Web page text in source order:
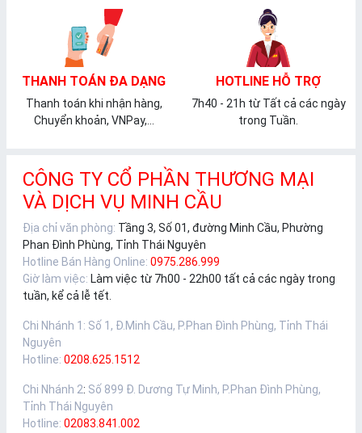
THANH TOÁN ĐA DẠNG
Thanh toán khi nhận hàng,
Chuyển khoản, VNPay,...
HOTLINE HỖ TRỢ
7h40 - 21h từ Tất cả các ngày
trong Tuần.
CÔNG TY CỔ PHẦN THƯƠNG MẠI
VÀ DỊCH VỤ MINH CẦU
Địa chỉ văn phòng: Tầng 3, Số 01, đường Minh Cầu, Phường
Phan Đình Phùng, Tỉnh Thái Nguyên
Hotline Bán Hàng Online: 0975.286.999
Giờ làm việc: Làm việc từ 7h00 - 22h00 tất cả các ngày trong
tuần, kể cả lễ tết.
Chi Nhánh 1 : Số 1, Đ.Minh Cầu, P.Phan Đình Phùng, Tỉnh Thái
Nguyên
Hotline: 0208.625.1512
Chi Nhánh 2: Số 899 Đ. Dương Tự Minh, P.Phan Đình Phùng,
Tỉnh Thái Nguyên
Hotline: 02083.841.002